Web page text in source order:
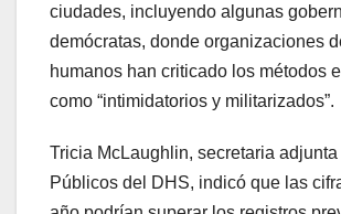
ciudades, incluyendo algunas
demócratas, donde organizaciones
humanos han criticado los métodos
como “intimidatorios y militarizados”.
Tricia McLaughlin, secretaria
Públicos del DHS, indicó que las